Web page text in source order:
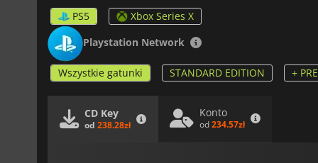
PS5
Xbox Series X
Playstation Network
Wszystkie gatunki STANDARD EDITION +
CD Key
od 238.28zł
Konto
od234.57zł